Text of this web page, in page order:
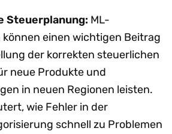
Steuerplanung: ML-
können einen wichtigen Beitrag
der korrekten steuerlichen
neue Produkte und
in neuen Regionen leisten.
wie Fehler in der
schnell zu Problemen